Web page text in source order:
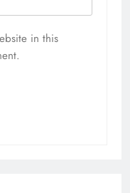
in this